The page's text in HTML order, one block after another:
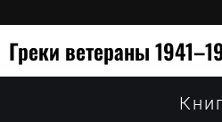
Греки ветераны